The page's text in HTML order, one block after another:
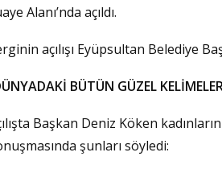
Alanı’nda açıldı.
açılışı Eyüpsultan Belediye
BÜTÜN GÜZEL
Başkan Deniz Köken
şunları söyledi: